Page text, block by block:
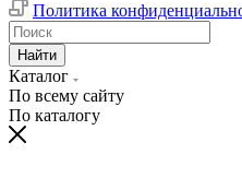
Политика
Найти
Каталог
По всему сайту
По каталогу